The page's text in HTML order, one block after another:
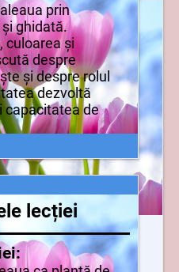
prin
ghidată.
culoarea și
despre
și despre rolul
dezvoltă
capacitatea de
lecției